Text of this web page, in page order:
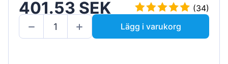
401.53 SEK
(34)
Lägg i varukorg